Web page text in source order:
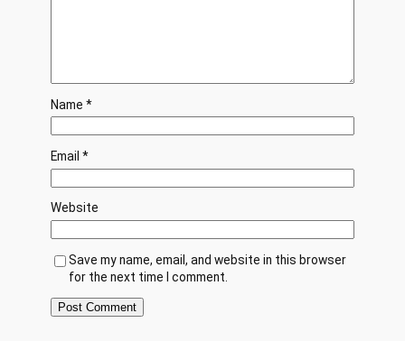
Name *
Email *
Website
Save my name, email, and website in this browser
for the next time I comment.